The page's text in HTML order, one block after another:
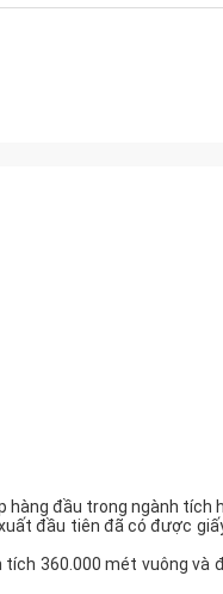
đầu trong ngành tích
đầu tiên đã có được
360.000 mét vuông